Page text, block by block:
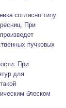
согласно типу
При
пучковых
При
для
блеском